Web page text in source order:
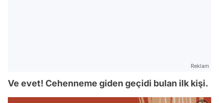
Reklam
Ve evet! Cehenneme giden geçidi bulan ilk kişi.